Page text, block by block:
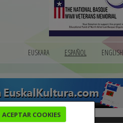
ACEPTAR COOKIES
EUSKARA ESPAÑOL ENGLISH